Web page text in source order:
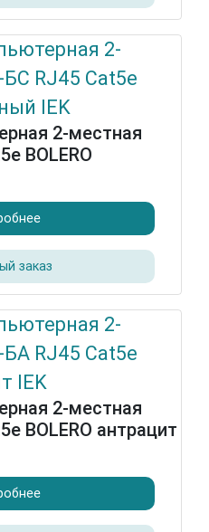
2-местная
BOLERO
заказ
2-местная
BOLERO антрацит